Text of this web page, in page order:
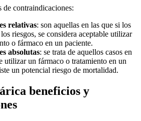
de contraindicaciones:
relativas: son aquellas en las que si los
riesgos, se considera aceptable utilizar
o fármaco en un paciente.
absolutas: se trata de aquellos casos en
utilizar un fármaco o tratamiento en un
un potencial riesgo de mortalidad.
beneficios y